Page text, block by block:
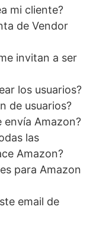
mi cliente?
de Vendor
invitan a ser
los usuarios?
de usuarios?
envía Amazon?
las
Amazon?
para Amazon
email de